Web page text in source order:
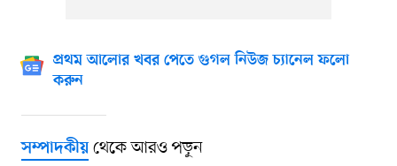
প্রথম আলোর খবর পেতে গুগল নিউজ চ্যানেল ফলো
করুন
সম্পাদকীয়থেকে আরও পড়ুন